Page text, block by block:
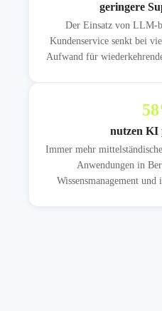
geringere
Der Einsatz von LLM-
Kundenservice senkt bei
Aufwand für
58
nutzen KI
Immer mehr
Anwendungen in
Wissensmanagement